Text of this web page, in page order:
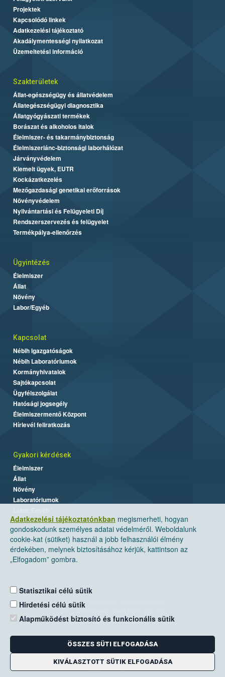
Adatkezelési tájékoztatónkban megismerheti, hogyan
gondoskodunk személyes adatai védelméről. Weboldalunk
cookie-kat (sütiket) használ a jobb felhasználói élmény
érdekében, melynek biztosításához kérjük, kattintson az
„Elfogadom” gombra.
Statisztikai célú sütik
Hirdetési célú sütik
Alapműködést biztosító és funkcionális sütik
ÖSSZES SÜTI ELFOGADÁSA
KIVÁLASZTOTT SÜTIK ELFOGADÁSA
Projektek
Kapcsolódó linkek
Adatkezelési tájékoztató
Akadálymentességi nyilatkozat
Üzemeltetési információ
Szakterületek
Állat-egészségügy és állatvédelem
Állategészségügyi diagnosztika
Állatgyógyászati termékek
Borászat és alkoholos italok
Élelmiszer- és takarmánybiztonság
Élelmiszerlánc-biztonsági laborhálózat
Járványvédelem
Kiemelt ügyek, EUTR
Kockázatkezelés
Mezőgazdasági genetikai erőforrások
Növényvédelem
Nyilvántartási és Felügyeleti Díj
Rendszerszervezés és felügyelet
Termékpálya-ellenőrzés
Ügyintézés
Élelmiszer
Állat
Növény
Labor/Egyéb
Kapcsolat
Nébih Igazgatóságok
Nébih Laboratóriumok
Kormányhivatalok
Sajtókapcsolat
Ügyfélszolgálat
Hatósági jogsegély
Élelmiszermentő Központ
Hírlevél feliratkozás
Gyakori kérdések
Élelmiszer
Állat
Növény
Laboratóriumok
Nemzeti Élelmiszerlánc-biztonsági Hivatal
Levelezési cím: 1525 Budapest. Pf. 30.
E-mail:ugyfelszolgalat@nebih.gov.hu
Zöld szám: 06-80/263-244
Telefon: 06-1/ 336-9000